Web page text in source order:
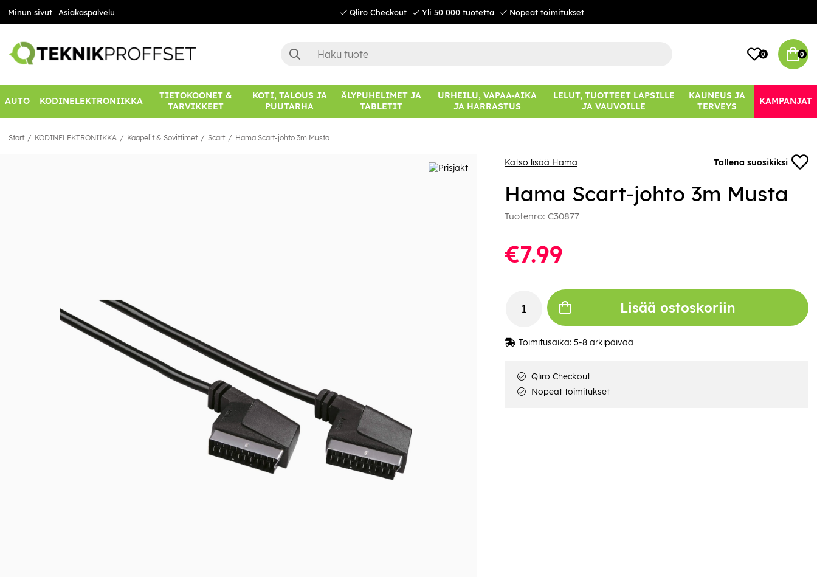
Minun sivut Asiakaspalvelu Qliro Checkout Yli 50 000 tuotetta Nopeat toimitukset
0 0
AUTO KODINELEKTRONIIKKA
TIETOKOONET &
TARVIKKEET
KOTI, TALOUS JA
PUUTARHA
ÄLYPUHELIMET JA
TABLETIT
URHEILU, VAPAA-AIKA
JA HARRASTUS
LELUT, TUOTTEET LAPSILLE
JA VAUVOILLE
KAUNEUS JA
TERVEYS
KAMPANJAT
Start KODINELEKTRONIIKKA Kaapelit & Sovittimet Scart Hama Scart-johto 3m Musta
Katso lisää Hama Tallena suosikiksi
Hama Scart-johto 3m Musta
Tuotenro: C30877
€7.99
Lisää ostoskoriin
Toimitusaika: 5-8 arkipäivää
Qliro Checkout
Nopeat toimitukset